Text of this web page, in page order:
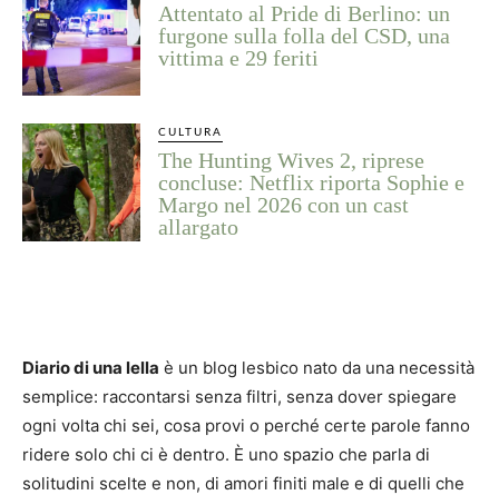
Attentato al Pride di Berlino: un
furgone sulla folla del CSD, una
vittima e 29 feriti
CULTURA
The Hunting Wives 2, riprese
concluse: Netflix riporta Sophie e
Margo nel 2026 con un cast
allargato
Diario di una lella è un blog lesbico nato da una necessità
semplice: raccontarsi senza filtri, senza dover spiegare
ogni volta chi sei, cosa provi o perché certe parole fanno
ridere solo chi ci è dentro. È uno spazio che parla di
solitudini scelte e non, di amori finiti male e di quelli che